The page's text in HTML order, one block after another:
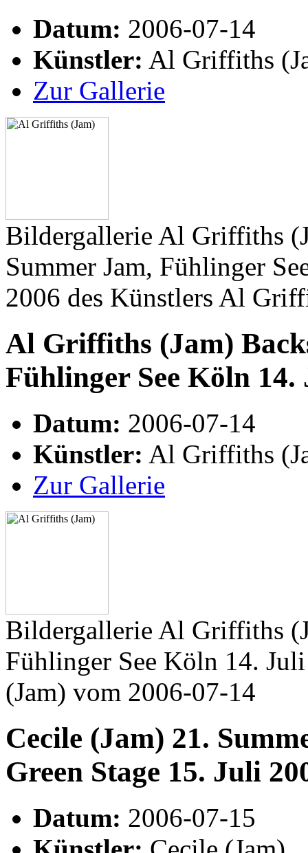
Datum: 2006-07-14
Künstler: Al Griffiths
Zur Gallerie
Bildergallerie Al Griffiths
Summer Jam, Fühlinger
2006 des Künstlers Al
Al Griffiths (Jam)
Fühlinger See Köln 14.
Datum: 2006-07-14
Künstler: Al Griffiths
Zur Gallerie
Bildergallerie Al Griffiths
Fühlinger See Köln 14.
(Jam) vom 2006-07-14
Cecile (Jam) 21.
Green Stage 15. Juli
Datum: 2006-07-15